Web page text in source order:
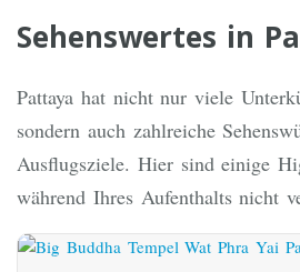
Sehenswertes in
Pattaya hat nicht nur viele
sondern auch zahlreiche
Ausflugsziele. Hier sind einige
während Ihres Aufenthalts nicht